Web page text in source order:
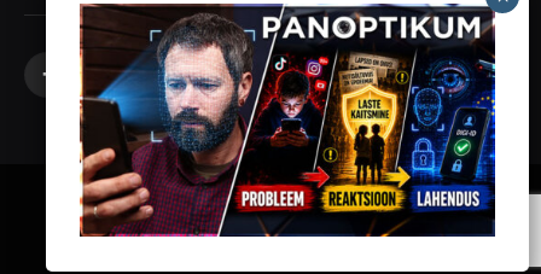
Facebook
X
(Twitter)
InstagramYouTubeTelegram
Vanglaplaneet - Vastupanu Vaim